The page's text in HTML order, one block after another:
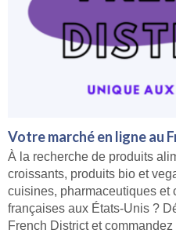
Votre marché en ligne au
À la recherche de produits
croissants, produits bio et
cuisines, pharmaceutiques et
françaises aux États-Unis ?
French District et